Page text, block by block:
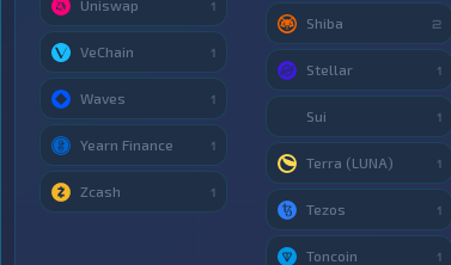
Uniswap 1
VeChain 1
Waves 1
Yearn Finance 1
Zcash 1
Shiba 2
Stellar 1
Sui 1
Terra (LUNA) 1
Tezos 1
Toncoin 1